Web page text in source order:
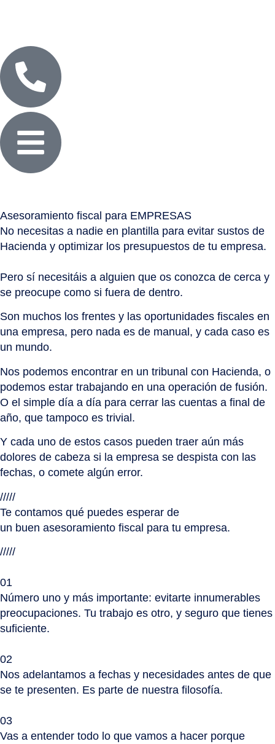
Asesoramiento fiscal para EMPRESAS
No necesitas a nadie en plantilla para evitar sustos de
Hacienda y optimizar los presupuestos de tu empresa.
Pero sí necesitáis a alguien que os conozca de cerca y
se preocupe como si fuera de dentro.
Son muchos los frentes y las oportunidades fiscales en
una empresa, pero nada es de manual, y cada caso es
un mundo.
Nos podemos encontrar en un tribunal con Hacienda, o
podemos estar trabajando en una operación de fusión.
O el simple día a día para cerrar las cuentas a final de
año, que tampoco es trivial.
Y cada uno de estos casos pueden traer aún más
dolores de cabeza si la empresa se despista con las
fechas, o comete algún error.
/////
Te contamos qué puedes esperar de
un buen asesoramiento fiscal para tu empresa.
/////
01
Número uno y más importante: evitarte innumerables
preocupaciones. Tu trabajo es otro, y seguro que tienes
suficiente.
02
Nos adelantamos a fechas y necesidades antes de que
se te presenten. Es parte de nuestra filosofía.
03
Vas a entender todo lo que vamos a hacer porque